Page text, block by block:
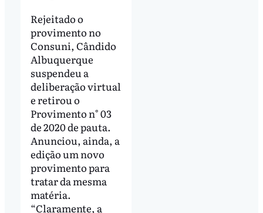
Rejeitado o
provimento no
Consuni, Cândido
Albuquerque
suspendeu a
deliberação virtual
e retirou o
Provimento n° 03
de 2020 de pauta.
Anunciou, ainda, a
edição um novo
provimento para
tratar da mesma
matéria.
“Claramente, a